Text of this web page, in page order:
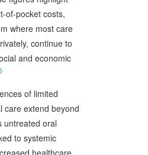
of-pocket costs,
where most care
continue to
and economic
of limited
care extend beyond
untreated oral
to systemic
healthcare